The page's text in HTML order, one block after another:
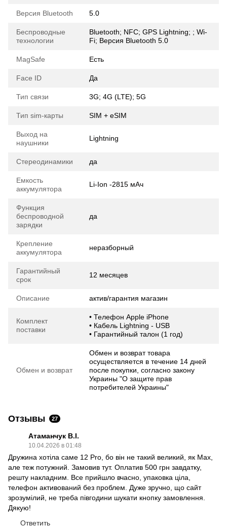
Версия Bluetooth 5.0
Беспроводные
технологии
Bluetooth; NFC; GPS Lightning; ; Wi-
Fi; Версия Bluetooth 5.0
MagSafe Есть
Face ID Да
Тип связи 3G; 4G (LTE); 5G
Тип sim-карты SIM + eSIM
Выход на
наушники
Lightning
Стереодинамики да
Емкость
аккумулятора
Li-Ion -2815 мАч
Функция
беспроводной
зарядки
да
Крепление
аккумулятора
неразборный
Гарантийный
срок
12 месяцев
Описание актив/гарантия магазин
Комплект
поставки
• Телефон Apple iPhone
• Кабель Lightning - USB
• Гарантийный талон (1 год)
Обмен и возврат
Обмен и возврат товара
осуществляется в течение 14 дней
после покупки, согласно закону
Украины "О защите прав
потребителей Украины"
Отзывы 27
Атаманчук В.І.
10.04.2026 в 01:48
Дружина хотіла саме 12 Pro, бо він не такий великий, як Max,
але теж потужний. Замовив тут. Оплатив 500 грн завдатку,
решту накладним. Все прийшло вчасно, упаковка ціла,
телефон активований без проблем. Дуже зручно, що сайт
зрозумілий, не треба півгодини шукати кнопку замовлення.
Дякую!
Ответить